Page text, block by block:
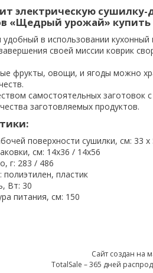
электрическую
«Щедрый урожай» купить
удобный в использовании
своей миссии коврик
фрукты, овощи, и ягоды можно
самостоятельных заготовок
заготовляемых продуктов.
поверхности сушилки, см: 33 х
см: 14х36 / 14х56
г: 283 / 486
пластик
Вт: 30
питания, см: 150
Сайт создан на